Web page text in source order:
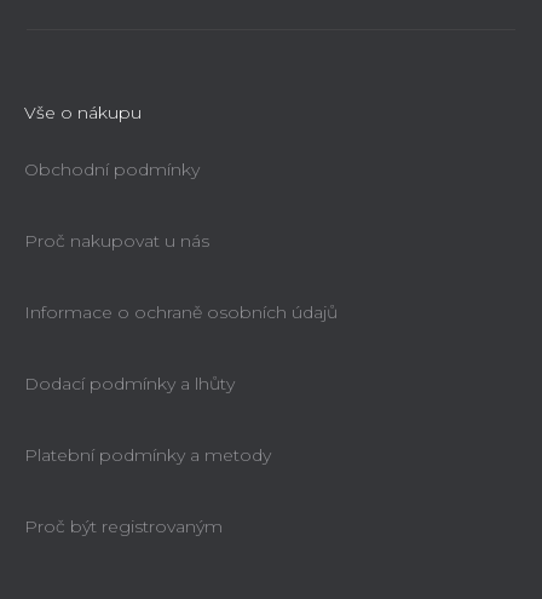
Vše o nákupu
Obchodní podmínky
Proč nakupovat u nás
Informace o ochraně osobních údajů
Dodací podmínky a lhůty
Platební podmínky a metody
Proč být registrovaným